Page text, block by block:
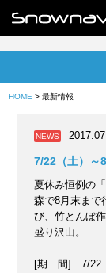
HOME > 最新情報
NEWS
7/22（土）～
夏休み恒例の
森で8月末まで
び、竹とんぼ
盛り沢山。
[期 間] 7/22（